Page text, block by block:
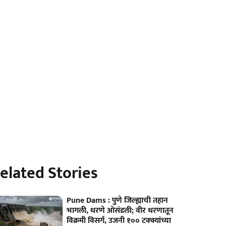
Stories
Pune Dams : पुणे जिल्ह्याची तहान
भागली, धरणे ओसंडली; वीर धरणातून
विक्रमी विसर्ग, उजनी १०० टक्क्यांच्या